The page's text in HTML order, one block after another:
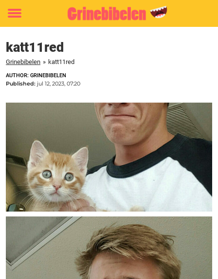
Toggle
katt11red
Grinebibelen » katt11red
AUTHOR: GRINEBIBELEN
Published: jul 12, 2023, 07:20